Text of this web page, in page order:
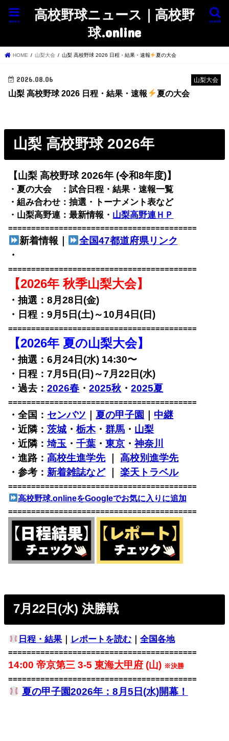
高校野球ニュース｜高校野
球.online
search
menu
HOME 山梨大会 山梨 高校野球 2026 日程・結果・速報 夏の大会
山梨大会
2026.08.06
山梨 高校野球 2026 日程・結果・速報 夏の大会
山梨 高校野球 2026年
【山梨 高校野球 2026年 (令和8年度)】
・夏の大会 ：試合日程・結果・速報一覧
・組み合わせ：抽選・トーナメント表など
・山梨高野連：最新情報・ 山梨高野連ＨＰ
=========================================
新着情報｜
全国47都道府県リンク
・
=========================================
【2026年 秋季山梨大会】
・抽選：8月28日(金)
・日程：9月5日(土)～10月4日(日)
=========================================
【2026年 夏の山梨大会】
・抽選：6月24日(水) 14:30〜
・日程：7月5日(日)～7月22日(水)
・過去：2026春 ・2025秋 ・2025夏
=========================================
・全国： センバツ 夏の甲子園
中継
・近隣：茨城 ・栃木・群馬 ・ 山梨
・近隣：埼玉 ・千葉 ・東京 ・神奈川
・進路：高校生進学先｜高校別進学先
・参考： 新着雑誌など｜楽天トラベル
=========================================
高校野球.onlineをGoogleでお気に入りに追加
=========================================
7月22日(水) 決勝戦
日程・結果｜ レポートを読む ｜全国各地
=========================================
14:00 帝京第三 3-5東海大甲府 (山) ※決勝
=========================================
夏の甲子園2026年：8月5日(水)開幕！